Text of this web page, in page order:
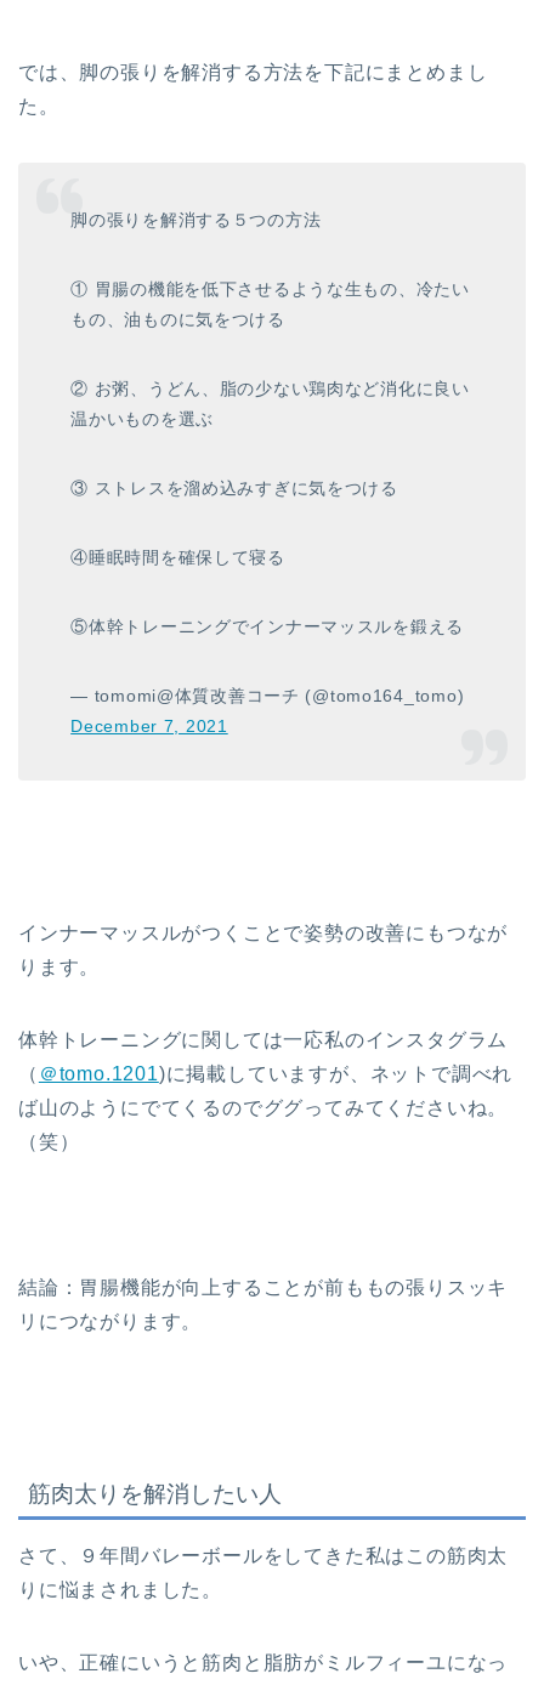
では、脚の張りを解消する方法を下記にまとめまし
た。
脚の張りを解消する５つの方法
① 胃腸の機能を低下させるような生もの、冷たい
もの、油ものに気をつける
② お粥、うどん、脂の少ない鶏肉など消化に良い
温かいものを選ぶ
③ ストレスを溜め込みすぎに気をつける
④睡眠時間を確保して寝る
⑤体幹トレーニングでインナーマッスルを鍛える
— tomomi@体質改善コーチ (@tomo164_tomo)
December 7, 2021
インナーマッスルがつくことで姿勢の改善にもつなが
ります。
体幹トレーニングに関しては一応私のインスタグラム
（ ＠tomo.1201)に掲載していますが、ネットで調べれ
ば山のようにでてくるのでググってみてくださいね。
（笑）
結論：胃腸機能が向上することが前ももの張りスッキ
リにつながります。
筋肉太りを解消したい人
さて、９年間バレーボールをしてきた私はこの筋肉太
りに悩まされました。
いや、正確にいうと筋肉と脂肪がミルフィーユになっ